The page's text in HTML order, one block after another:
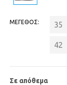
ΜΕΓΕΘΟΣ 35
42
Σε απόθεμα